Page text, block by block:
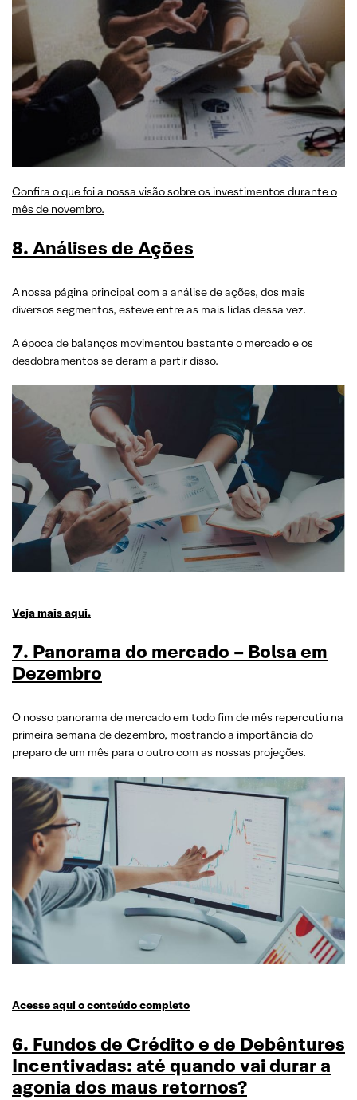
Confira o que foi a nossa visão sobre os investimentos durante o
mês de novembro.
8. Análises de Ações
A nossa página principal com a análise de ações, dos mais
diversos segmentos, esteve entre as mais lidas dessa vez.
A época de balanços movimentou bastante o mercado e os
desdobramentos se deram a partir disso.
Veja mais aqui.
7. Panorama do mercado – Bolsa em
Dezembro
O nosso panorama de mercado em todo fim de mês repercutiu na
primeira semana de dezembro, mostrando a importância do
preparo de um mês para o outro com as nossas projeções.
Acesse aqui o conteúdo completo
6. Fundos de Crédito e de Debêntures
Incentivadas: até quando vai durar a
agonia dos maus retornos?